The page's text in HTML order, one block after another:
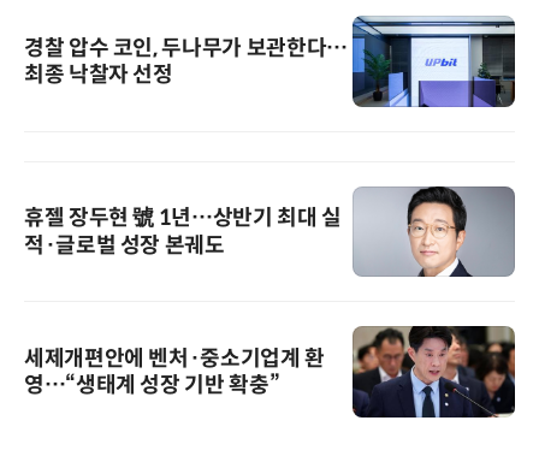
경찰 압수 코인, 두나무가 보관한다…
최종 낙찰자 선정
휴젤 장두현 號 1년…상반기 최대 실
적·글로벌 성장 본궤도
세제개편안에 벤처·중소기업계 환
영…“생태계 성장 기반 확충”